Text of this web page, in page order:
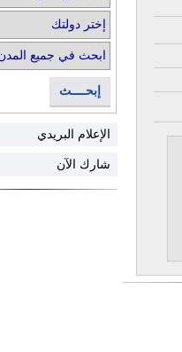
إبحــــث
الإعلام البريدي
شارك الآن